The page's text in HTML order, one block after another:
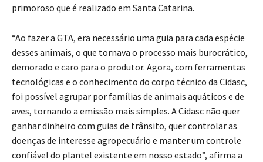
primoroso que é realizado em Santa Catarina.
“Ao fazer a GTA, era necessário uma guia para cada espécie
desses animais, o que tornava o processo mais burocrático,
demorado e caro para o produtor. Agora, com ferramentas
tecnológicas e o conhecimento do corpo técnico da Cidasc,
foi possível agrupar por famílias de animais aquáticos e de
aves, tornando a emissão mais simples. A Cidasc não quer
ganhar dinheiro com guias de trânsito, quer controlar as
doenças de interesse agropecuário e manter um controle
confiável do plantel existente em nosso estado”, afirma a